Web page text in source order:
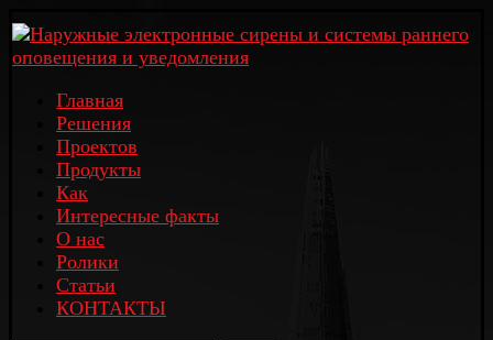
Главная
Решения
Проектов
Продукты
Как
Интересные факты
О нас
Ролики
Статьи
КОНТАКТЫ